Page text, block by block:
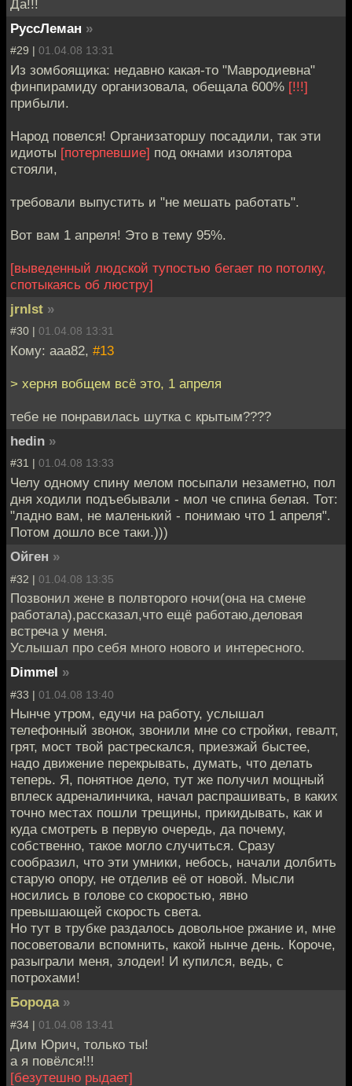
Да!!!
РуссЛеман »
#29 | 01.04.08 13:31
Из зомбоящика: недавно какая-то "Мавродиевна"
финпирамиду организовала, обещала 600% [!!!]
прибыли.
Народ повелся! Организаторшу посадили, так эти
идиоты [потерпевшие] под окнами изолятора
стояли,
требовали выпустить и "не мешать работать".
Вот вам 1 апреля! Это в тему 95%.
[выведенный людской тупостью бегает по потолку,
спотыкаясь об люстру]
jrnlst »
#30 | 01.04.08 13:31
Кому: aaa82, #13
> херня вобщем всё это, 1 апреля
тебе не понравилась шутка с крытым????
hedin »
#31 | 01.04.08 13:33
Челу одному спину мелом посыпали незаметно, пол
дня ходили подъебывали - мол че спина белая. Тот:
"ладно вам, не маленький - понимаю что 1 апреля".
Потом дошло все таки.)))
Ойген »
#32 | 01.04.08 13:35
Позвонил жене в полвторого ночи(она на смене
работала),рассказал,что ещё работаю,деловая
встреча у меня.
Услышал про себя много нового и интересного.
Dimmel »
#33 | 01.04.08 13:40
Нынче утром, едучи на работу, услышал
телефонный звонок, звонили мне со стройки, гевалт,
грят, мост твой растрескался, приезжай быстее,
надо движение перекрывать, думать, что делать
теперь. Я, понятное дело, тут же получил мощный
вплеск адреналинчика, начал распрашивать, в каких
точно местах пошли трещины, прикидывать, как и
куда смотреть в первую очередь, да почему,
собственно, такое могло случиться. Сразу
сообразил, что эти умники, небось, начали долбить
старую опору, не отделив её от новой. Мысли
носились в голове со скоростью, явно
превышающей скорость света.
Но тут в трубке раздалось довольное ржание и, мне
посоветовали вспомнить, какой нынче день. Короче,
разыграли меня, злодеи! И купился, ведь, с
потрохами!
Борода »
#34 | 01.04.08 13:41
Дим Юрич, только ты!
а я повёлся!!!
[безутешно рыдает]